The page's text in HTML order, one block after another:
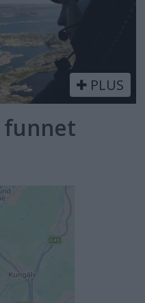
PLUS
funnet